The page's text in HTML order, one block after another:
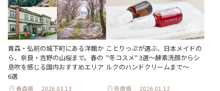
青森・弘前の城下町にある洋館か
ら、奈良・吉野の山桜まで。春の
息吹を感じる国内おすすめエリア
6選
青森県 2026.03.13
ことりっぷが選ぶ、日本メイドの
"冬コスメ" 3選～酵素洗顔からシ
ルクのハンドクリームまで～
奈良県 2026.01.12